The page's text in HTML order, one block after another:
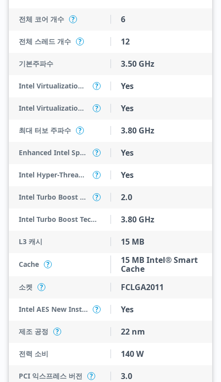
전체 코어 개수 ? 6
전체 스레드 개수 ? 12
기본주파수 3.50 GHz
Intel Virtualization Technology (VT-x) ? Yes
Intel Virtualization Technology for Directed I/O (VT-d) ? Yes
최대 터보 주파수 ? 3.80 GHz
Enhanced Intel SpeedStep Technology ? Yes
Intel Hyper-Threading Technology ? Yes
Intel Turbo Boost Technology ? 2.0
Intel Turbo Boost Technology 2.0 Frequency 3.80 GHz
L3 캐시 15 MB
Cache ?
15 MB Intel® Smart
Cache
소켓 ? FCLGA2011
Intel AES New Instructions ? Yes
제조 공정 ? 22 nm
전력 소비 140 W
PCI 익스프레스 버전 ? 3.0